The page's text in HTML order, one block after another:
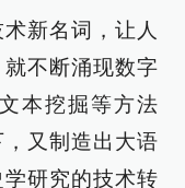
新名词，让人
不断涌现数字
本挖掘等方法
又制造出大语
研究的技术转